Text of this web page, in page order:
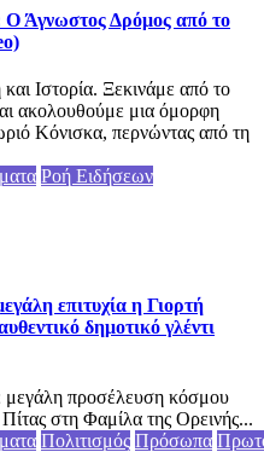
Ο Άγνωστος Δρόμος από το
Ιστορία. Ξεκινάμε από το
ακολουθούμε μια όμορφη
Κόνισκα, περνώντας από τη
Ροή Ειδήσεων
επιτυχία η Γιορτή
δημοτικό γλέντι
μεγάλη προσέλευση κόσμου
στη Φαμίλα της Ορεινής...
Πολιτισμός Πρόσωπα